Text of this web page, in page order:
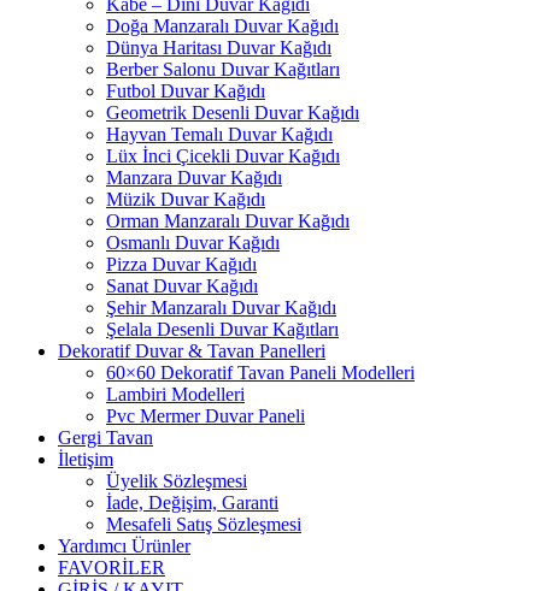
Kabe – Dini Duvar Kağıdı
Doğa Manzaralı Duvar Kağıdı
Dünya Haritası Duvar Kağıdı
Berber Salonu Duvar Kağıtları
Futbol Duvar Kağıdı
Geometrik Desenli Duvar Kağıdı
Hayvan Temalı Duvar Kağıdı
Lüx İnci Çicekli Duvar Kağıdı
Manzara Duvar Kağıdı
Müzik Duvar Kağıdı
Orman Manzaralı Duvar Kağıdı
Osmanlı Duvar Kağıdı
Pizza Duvar Kağıdı
Sanat Duvar Kağıdı
Şehir Manzaralı Duvar Kağıdı
Şelala Desenli Duvar Kağıtları
Dekoratif Duvar & Tavan Panelleri
60×60 Dekoratif Tavan Paneli Modelleri
Lambiri Modelleri
Pvc Mermer Duvar Paneli
Gergi Tavan
İletişim
Üyelik Sözleşmesi
İade, Değişim, Garanti
Mesafeli Satış Sözleşmesi
Yardımcı Ürünler
FAVORİLER